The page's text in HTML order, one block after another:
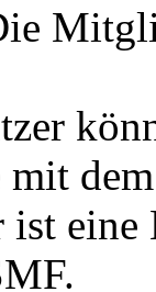
mit
eine